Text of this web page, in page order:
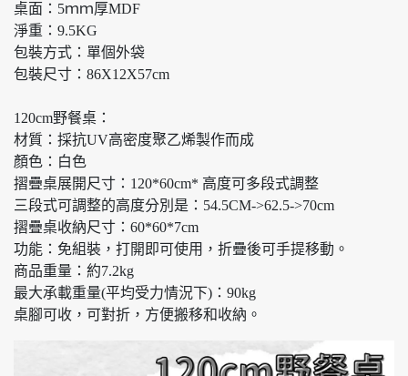
桌面：5ｍｍ厚MDF
淨重：9.5KG
包裝方式：單個外袋
包裝尺寸：86X12X57cm
120cm野餐桌：
材質：採抗UV高密度聚乙烯製作而成
顏色：白色
摺疊桌展開尺寸：120*60cm* 高度可多段式調整
三段式可調整的高度分別是：54.5CM->62.5->70cm
摺疊桌收納尺寸：60*60*7cm
功能：免組裝，打開即可使用，折疊後可手提移動。
商品重量：約7.2kg
最大承載重量(平均受力情況下)：90kg
桌腳可收，可對折，方便搬移和收納。